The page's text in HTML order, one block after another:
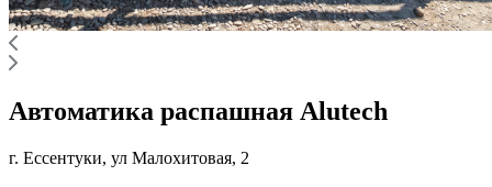
Автоматика распашная Alutech
г. Ессентуки, ул Малохитовая, 2